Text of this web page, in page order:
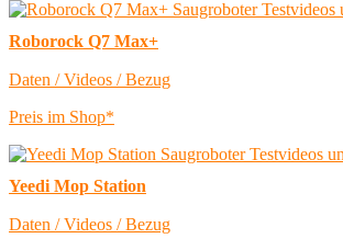
Roborock Q7 Max+
Daten / Videos / Bezug
Preis im Shop*
Yeedi Mop Station
Daten / Videos / Bezug